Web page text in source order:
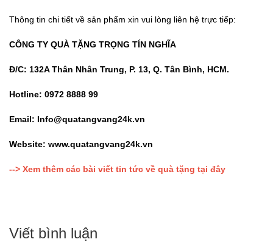
Thông tin chi tiết về sản phẩm xin vui lòng liên hệ trực tiếp:
CÔNG TY QUÀ TẶNG TRỌNG TÍN NGHĨA
Đ/C: 132A Thân Nhân Trung, P. 13, Q. Tân Bình, HCM.
Hotline: 0972 8888 99
Email: Info@quatangvang24k.vn
Website: www.quatangvang24k.vn
--> Xem thêm các bài viết tin tức về quà tặng tại đây
Viết bình luận